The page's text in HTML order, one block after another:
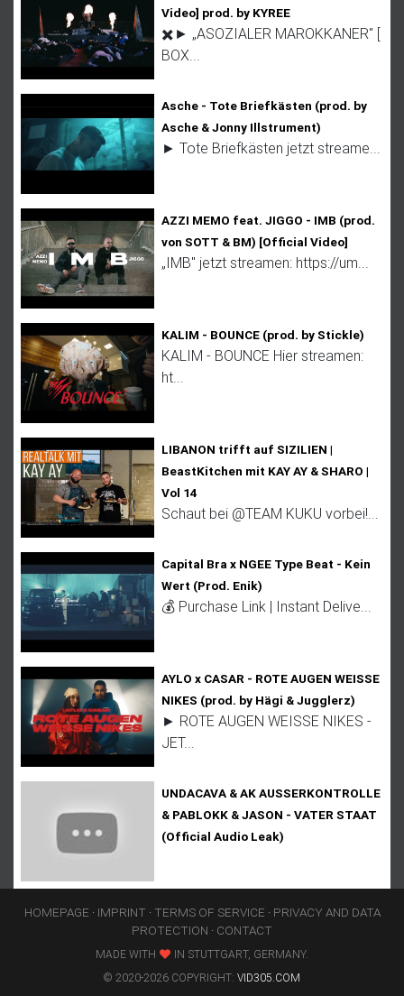
Video] prod. by KYREE
✖️► „ASOZIALER MAROKKANER" [
BOX...
Asche - Tote Briefkästen (prod. by
Asche & Jonny Illstrument)
► Tote Briefkästen jetzt streame...
AZZI MEMO feat. JIGGO - IMB (prod.
von SOTT & BM) [Official Video]
„IMB" jetzt streamen: https://um...
KALIM - BOUNCE (prod. by Stickle)
KALIM - BOUNCE Hier streamen:
ht...
LIBANON trifft auf SIZILIEN |
BeastKitchen mit KAY AY & SHARO |
Vol 14
Schaut bei @TEAM KUKU vorbei!...
Capital Bra x NGEE Type Beat - Kein
Wert (Prod. Enik)
💰 Purchase Link | Instant Delive...
AYLO x CASAR - ROTE AUGEN WEISSE
NIKES (prod. by Hägi & Jugglerz)
► ROTE AUGEN WEISSE NIKES -
JET...
UNDACAVA & AK AUSSERKONTROLLE
& PABLOKK & JASON - VATER STAAT
(Official Audio Leak)
HOMEPAGE · IMPRINT · TERMS OF SERVICE · PRIVACY AND DATA
PROTECTION · CONTACT
MADE WITH
IN STUTTGART, GERMANY.
© 2020-2026 COPYRIGHT: VID305.COM